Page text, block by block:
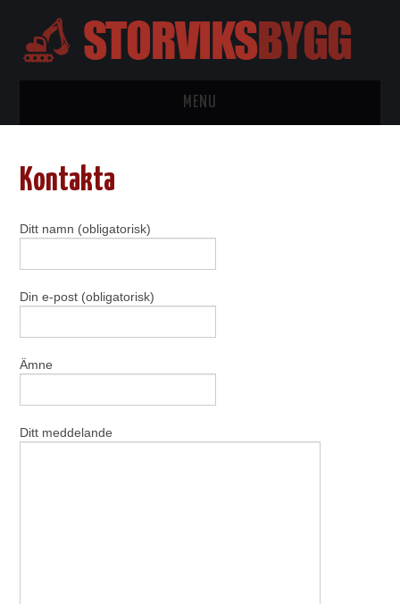
MENU
BYGGTIPS
KONTAKTA
Kontakta
Ditt namn (obligatorisk)
Din e-post (obligatorisk)
Ämne
Ditt meddelande